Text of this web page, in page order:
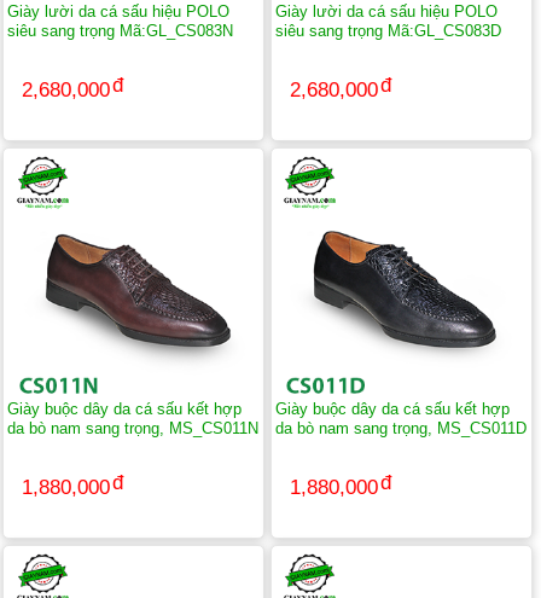
Giày lười da cá sấu hiệu POLO
siêu sang trọng Mã:GL_CS083N
2,680,000
Giày lười da cá sấu hiệu POLO
siêu sang trọng Mã:GL_CS083D
2,680,000
Giày buộc dây da cá sấu kết hợp
da bò nam sang trọng, MS_CS011N
1,880,000
Giày buộc dây da cá sấu kết hợp
da bò nam sang trọng, MS_CS011D
1,880,000